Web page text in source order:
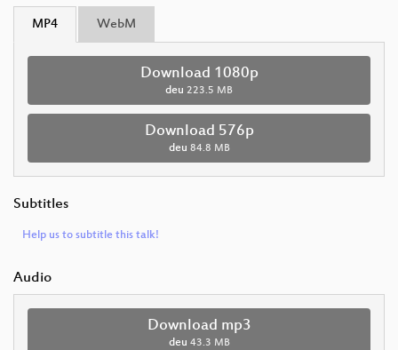
MP4 WebM
Download 1080p
deu 223.5 MB
Download 576p
deu 84.8 MB
Subtitles
Help us to subtitle this talk!
Audio
Download mp3
deu 43.3 MB